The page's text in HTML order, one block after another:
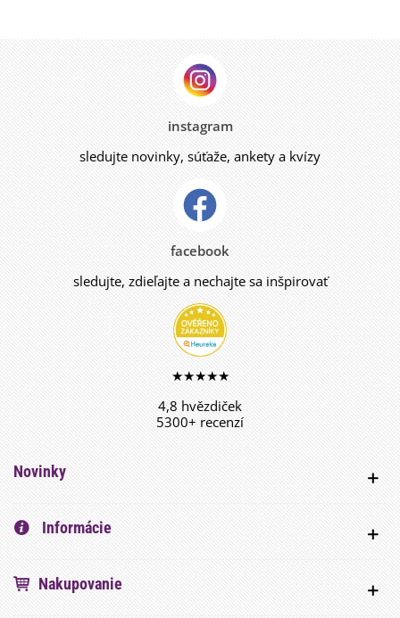
instagram
sledujte novinky, súťaže, ankety a kvízy
facebook
sledujte, zdieľajte a nechajte sa inšpirovať
★★★★★
4,8 hvězdiček
5300+ recenzí
Novinky
Informácie
Nakupovanie